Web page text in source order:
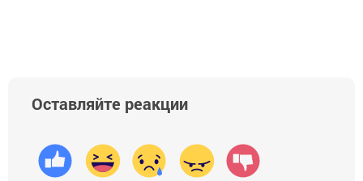
Оставляйте реакции